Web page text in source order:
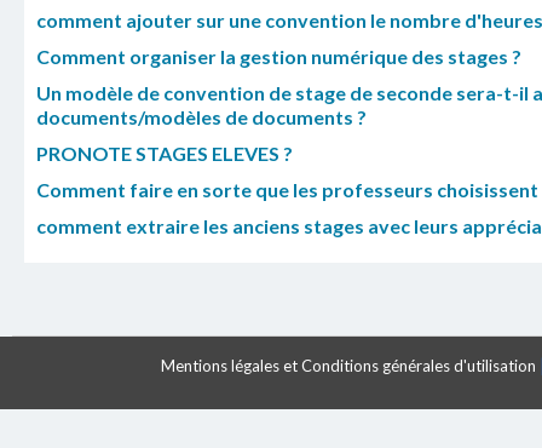
comment ajouter sur une convention le nombre
Comment organiser la gestion numérique des stages ?
Un modèle de convention de stage de seconde sera-
documents/modèles de documents ?
PRONOTE STAGES ELEVES ?
Comment faire en sorte que les professeurs
comment extraire les anciens stages avec leurs
Mentions légales et Conditions générales d'utilisation